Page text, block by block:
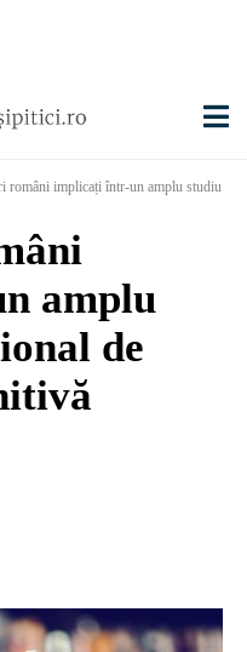
români implicați într-un amplu studiu
amplu
de